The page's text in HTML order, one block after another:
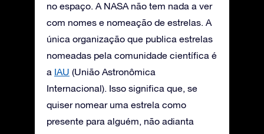
no espaço. A NASA não tem nada a ver
com nomes e nomeação de estrelas. A
única organização que publica estrelas
nomeadas pela comunidade científica é
a IAU (União Astronômica
Internacional). Isso significa que, se
quiser nomear uma estrela como
presente para alguém, não adianta